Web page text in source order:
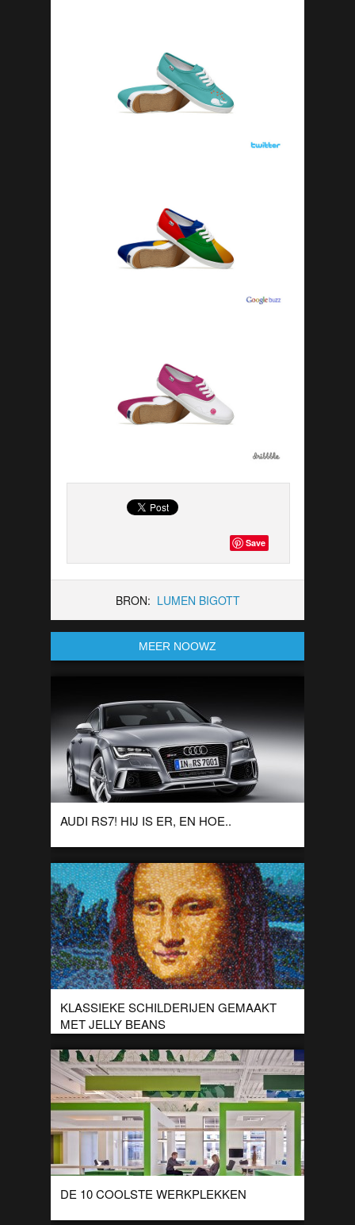
Save
BRON: LUMEN BIGOTT
MEER NOOWZ
AUDI RS7! HIJ IS ER, EN HOE..
Dit is de Audi RS7! Met maar liefts 560Pk trekt dit monster in
3,9 seconden door naar 100km/h en behaald het makkelijk
de […]
KLASSIEKE SCHILDERIJEN GEMAAKT
MET JELLY BEANS
Om hun 50 jarige bestaan te vieren huurde Jelly Belly de jelly
bean kunstenares Kristen Cumings in. Zij maakte voor deze
gelegenheid een […]
DE 10 COOLSTE WERKPLEKKEN